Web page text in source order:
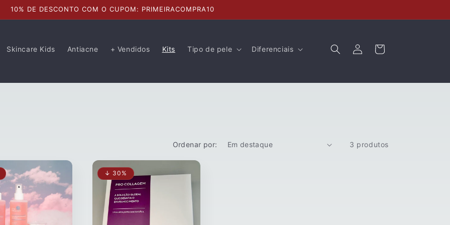
10% DE DESCONTO COM O CUPOM: PRIMEIRACOMPRA10
Skincare Kids Antiacne + Vendidos Kits Tipo de pele Diferenciais
Fazer
login
Carrinho
Ordenar por: 3 produtos
↓ 30%